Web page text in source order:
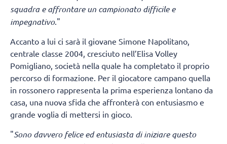
squadra e affrontare un campionato difficile e
impegnativo."
Accanto a lui ci sarà il giovane Simone Napolitano,
centrale classe 2004, cresciuto nell’Elisa Volley
Pomigliano, società nella quale ha completato il proprio
percorso di formazione. Per il giocatore campano quella
in rossonero rappresenta la prima esperienza lontano da
casa, una nuova sfida che affronterà con entusiasmo e
grande voglia di mettersi in gioco.
"Sono davvero felice ed entusiasta di iniziare questo